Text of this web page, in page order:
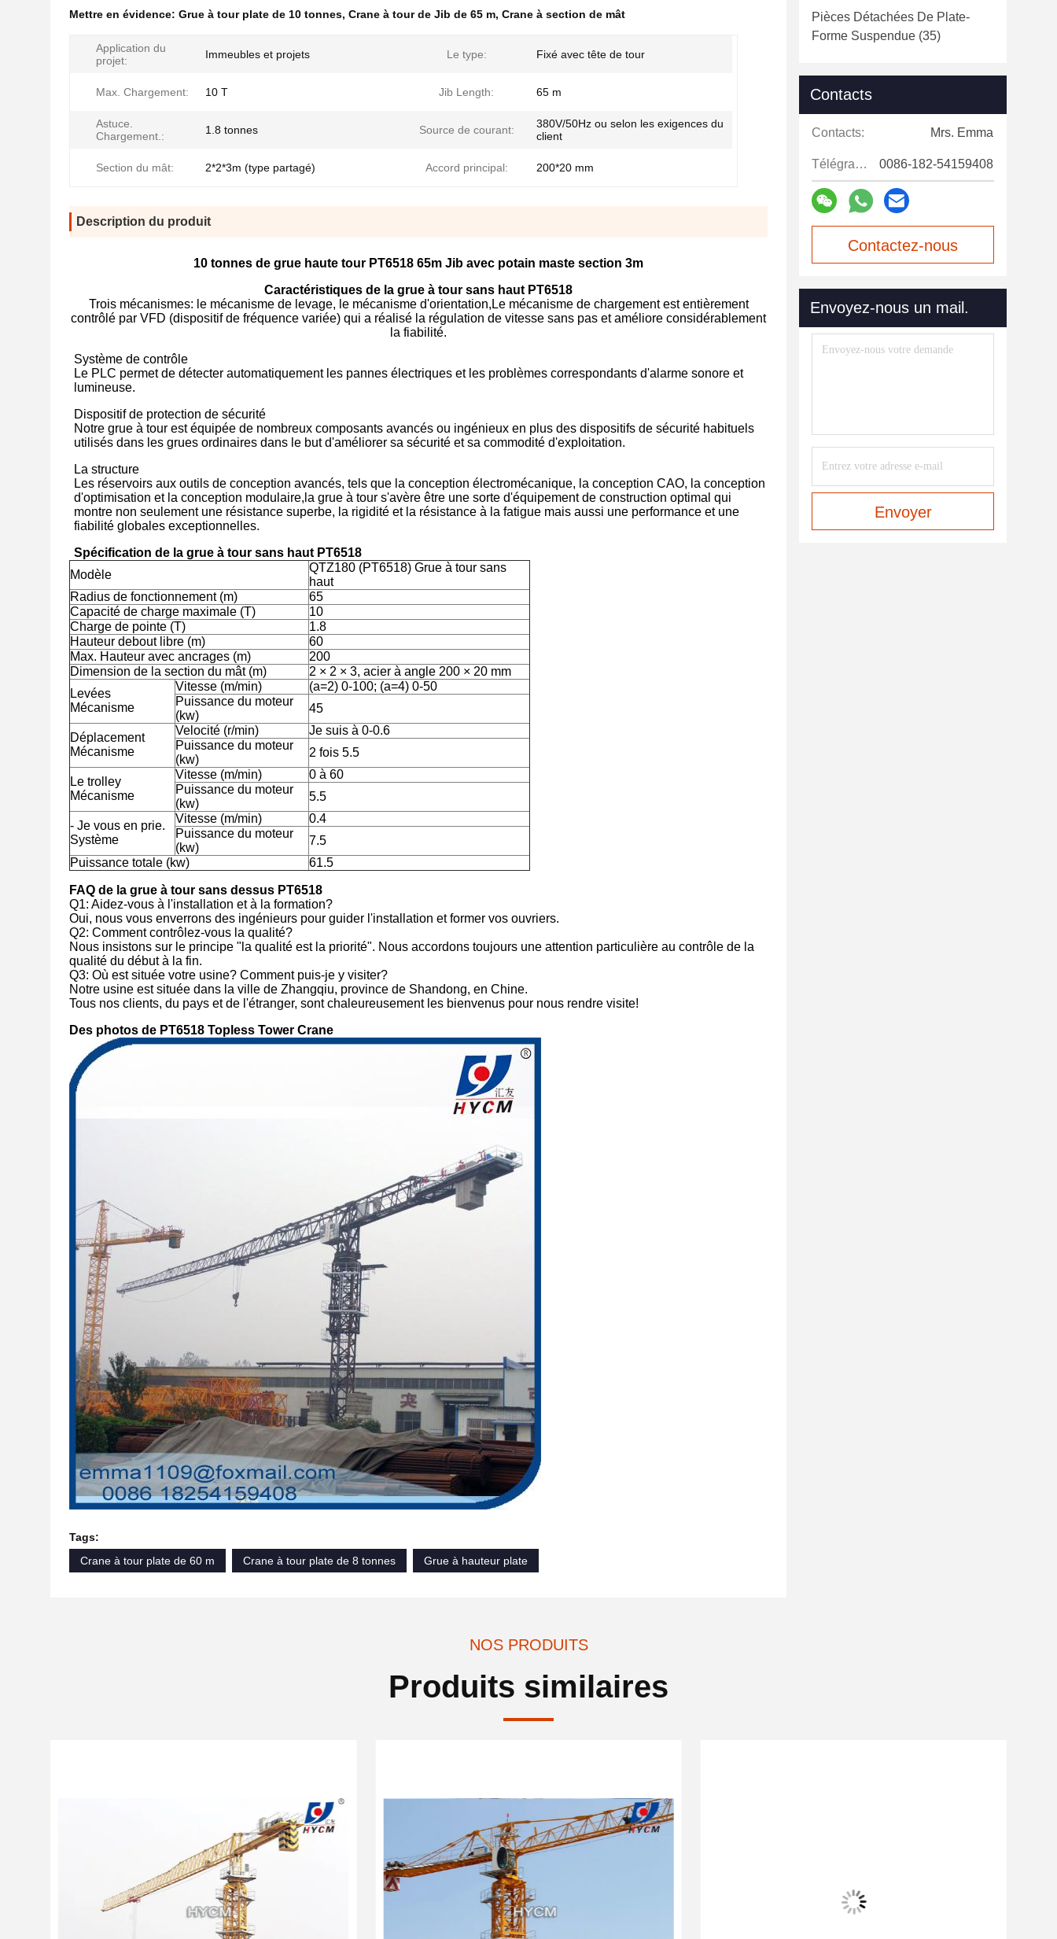
Mettre en évidence: Grue à tour plate de 10 tonnes, Crane à tour de Jib de 65 m, Crane à section de mât
Application du
projet:
Immeubles et projets Le type: Fixé avec tête de tour
Max. Chargement: 10 T Jib Length: 65 m
Astuce.
Chargement.:
1.8 tonnes Source de courant:
380V/50Hz ou selon les exigences du
client
Section du mât: 2*2*3m (type partagé) Accord principal: 200*20 mm
Description du produit
10 tonnes de grue haute tour PT6518 65m Jib avec potain maste section 3m
Caractéristiques de la grue à tour sans haut PT6518
Trois mécanismes: le mécanisme de levage, le mécanisme d'orientation,Le mécanisme de chargement est entièrement
contrôlé par VFD (dispositif de fréquence variée) qui a réalisé la régulation de vitesse sans pas et améliore considérablement
la fiabilité.
Système de contrôle
Le PLC permet de détecter automatiquement les pannes électriques et les problèmes correspondants d'alarme sonore et
lumineuse.
Dispositif de protection de sécurité
Notre grue à tour est équipée de nombreux composants avancés ou ingénieux en plus des dispositifs de sécurité habituels
utilisés dans les grues ordinaires dans le but d'améliorer sa sécurité et sa commodité d'exploitation.
La structure
Les réservoirs aux outils de conception avancés, tels que la conception électromécanique, la conception CAO, la conception
d'optimisation et la conception modulaire,la grue à tour s'avère être une sorte d'équipement de construction optimal qui
montre non seulement une résistance superbe, la rigidité et la résistance à la fatigue mais aussi une performance et une
fiabilité globales exceptionnelles.
Spécification de la grue à tour sans haut PT6518
Modèle
QTZ180 (PT6518) Grue à tour sans
haut
Radius de fonctionnement (m)
65
Capacité de charge maximale (T)
10
Charge de pointe (T)
1.8
Hauteur debout libre (m)
60
Max. Hauteur avec ancrages (m)
200
Dimension de la section du mât (m)
2 × 2 × 3, acier à angle 200 × 20 mm
Levées
Mécanisme
Vitesse (m/min)
(a=2) 0-100; (a=4) 0-50
Puissance du moteur
(kw)
45
Déplacement
Mécanisme
Velocité (r/min)
Je suis à 0-0.6
Puissance du moteur
(kw)
2 fois 5.5
Le trolley
Mécanisme
Vitesse (m/min)
0 à 60
Puissance du moteur
(kw)
5.5
- Je vous en prie.
Système
Vitesse (m/min)
0.4
Puissance du moteur
(kw)
7.5
Puissance totale (kw)
61.5
FAQ de la grue à tour sans dessus PT6518
Q1: Aidez-vous à l'installation et à la formation?
Oui, nous vous enverrons des ingénieurs pour guider l'installation et former vos ouvriers.
Q2: Comment contrôlez-vous la qualité?
Nous insistons sur le principe "la qualité est la priorité". Nous accordons toujours une attention particulière au contrôle de la
qualité du début à la fin.
Q3: Où est située votre usine? Comment puis-je y visiter?
Notre usine est située dans la ville de Zhangqiu, province de Shandong, en Chine.
Tous nos clients, du pays et de l'étranger, sont chaleureusement les bienvenus pour nous rendre visite!
Des photos de PT6518 Topless Tower Crane
Tags:
Crane à tour plate de 60 m
Crane à tour plate de 8 tonnes Grue à hauteur plate
Pièces Détachées De Plate-
Forme Suspendue (35)
Contacts
Contacts: Mrs. Emma
Télégramme: 0086-182-54159408
Contactez-nous
Envoyez-nous un mail.
Envoyer
NOS PRODUITS
Produits similaires